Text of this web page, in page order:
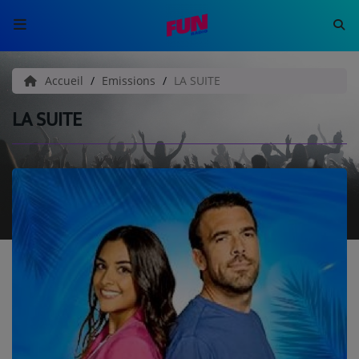
ACCUEIL
EMISSIONS
Accueil Emissions LA SUITE
LA SUITE